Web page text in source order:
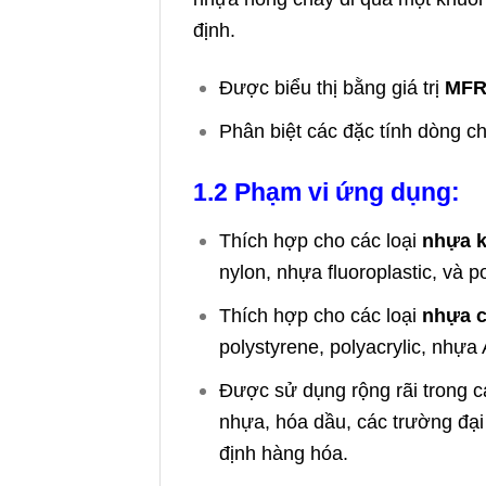
định.
Được biểu thị bằng giá trị
Phân biệt các đặc tính dòng
1.2 Phạm vi ứng dụng:
Thích hợp cho các loại nhựa
nylon, nhựa fluoroplastic, và
Thích hợp cho các loại nhựa
polystyrene, polyacrylic,
Được sử dụng rộng rãi trong
nhựa, hóa dầu, các trường
định hàng hóa.